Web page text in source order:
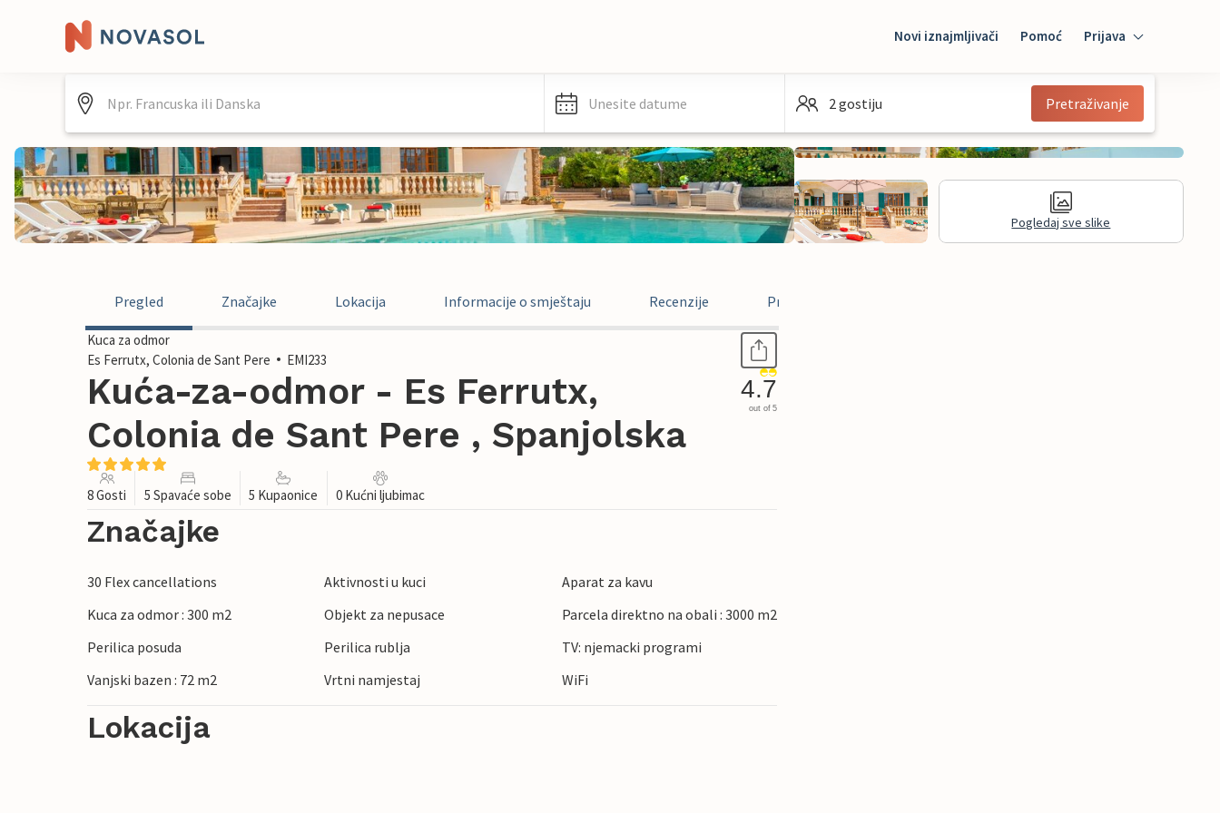
Novi iznajmljivači Pomoć Prijava
Mybooking
Unesite datume 2 gostiju Pretraživanje
Pogledaj sve slike
Pregled Značajke Lokacija Informacije o smještaju Recenzije Pravne informacije
Kuca za odmor
Es Ferrutx, Colonia de Sant Pere
EMI233
Kuća-za-odmor - Es Ferrutx,
Colonia de Sant Pere , Spanjolska
4.7
out of 5
8 Gosti 5 Spavaće sobe 5 Kupaonice 0 Kućni ljubimac
Značajke
30 Flex cancellations Aktivnosti u kuci
Aparat za kavu
Kuca za odmor : 300 m2
Objekt za nepusace
Parcela direktno na obali : 3000 m2
Perilica posuda
Perilica rublja
TV: njemacki programi
Vanjski bazen : 72 m2
Vrtni namjestaj WiFi
Lokacija